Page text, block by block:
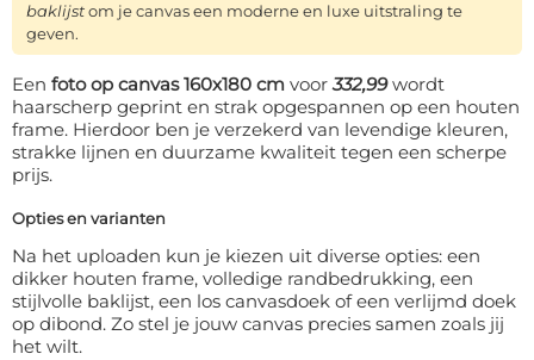
baklijstom je canvas een moderne en luxe uitstraling te
geven.
Een foto op canvas 160x180 cm voor332,99wordt
haarscherp geprint en strak opgespannen op een houten
frame. Hierdoor ben je verzekerd van levendige kleuren,
strakke lijnen en duurzame kwaliteit tegen een scherpe
prijs.
Opties en varianten
Na het uploaden kun je kiezen uit diverse opties: een
dikker houten frame, volledige randbedrukking, een
stijlvolle baklijst, een los canvasdoek of een verlijmd doek
op dibond. Zo stel je jouw canvas precies samen zoals jij
het wilt.